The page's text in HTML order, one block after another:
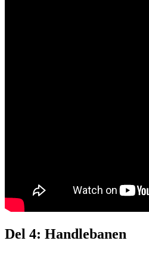
Del 4: Handlebanen